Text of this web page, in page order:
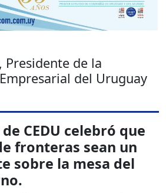
, Presidente de la
del Uruguay
CEDU celebró que
fronteras sean un
sobre la mesa del